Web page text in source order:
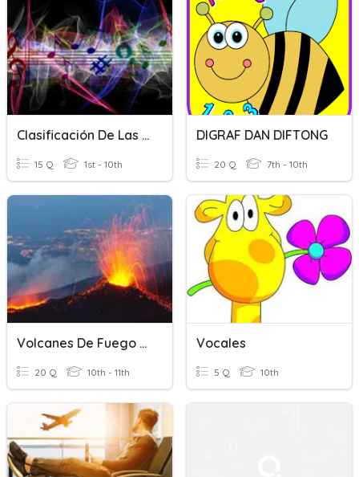
Clasificación De Las Voces Y Agrupaciones Vocales
15 Q 1st - 10th
DIGRAF DAN DIFTONG
20 Q 7th - 10th
Volcanes De Fuego "2"
20 Q 10th - 11th
Vocales
5 Q 10th